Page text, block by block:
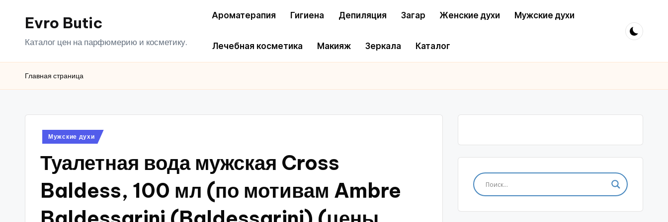
ПерейтиEvro Butic
Каталог цен на парфюмерию и косметику.
Ароматерапия Гигиена Депиляция Загар Женские духи Мужские духи
Лечебная косметика Макияж Зеркала Каталог
Главная страница
Опубликовано
Мужские духи
Туалетная вода мужская Cross
Baldess, 100 мл (по мотивам Ambre